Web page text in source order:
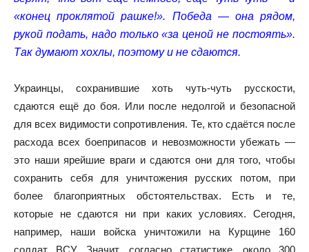
«конец проклятой рашке!». Победа — она рядом,
рукой подать, надо только «за ценой не постоять».
Так думают хохлы, поэтому и не сдаются.
Украинцы, сохранившие хоть чуть-чуть русскости,
сдаются ещё до боя. Или после недолгой и безопасной
для всех видимости сопротивления. Те, кто сдаётся после
расхода всех боеприпасов и невозможности убежать —
это наши ярейшие враги и сдаются они для того, чтобы
сохранить себя для уничтожения русских потом, при
более благоприятных обстоятельствах. Есть и те,
которые не сдаются ни при каких условиях. Сегодня,
например, наши войска уничтожили на Курщине 160
солдат ВСУ. Значит, согласно статистике, около 300